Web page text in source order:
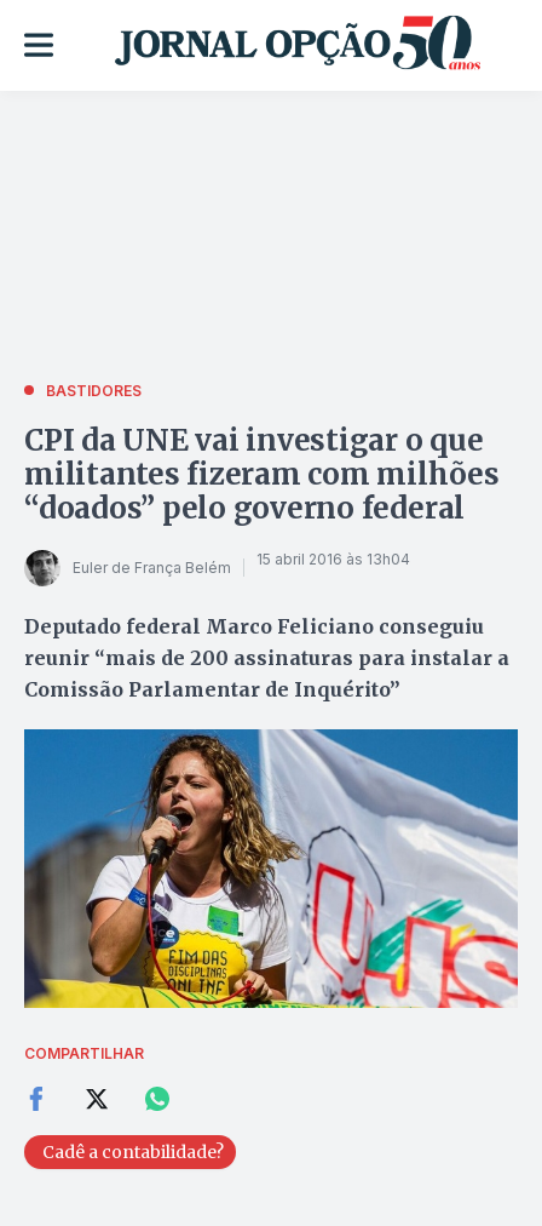
BASTIDORES
CPI da UNE vai investigar o que
militantes fizeram com milhões
“doados” pelo governo federal
Euler de França Belém 15 abril 2016 às 13h04
Deputado federal Marco Feliciano conseguiu
reunir “mais de 200 assinaturas para instalar a
Comissão Parlamentar de Inquérito”
COMPARTILHAR
Cadê a contabilidade?